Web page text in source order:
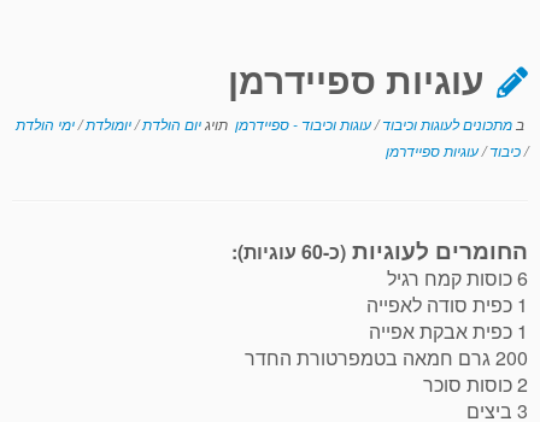
עוגיות ספיידרמן
ב מתכונים לעוגות וכיבוד/עוגות וכיבוד - ספיידרמן תויגיום הולדת/יומולדת/ימי הולדת
/כיבוד/עוגיות ספיידרמן
החומרים לעוגיות (כ-60 עוגיות):
6 כוסות קמח רגיל
1 כפית סודה לאפייה
1 כפית אבקת אפייה
200 גרם חמאה בטמפרטורת החדר
2 כוסות סוכר
3 ביצים